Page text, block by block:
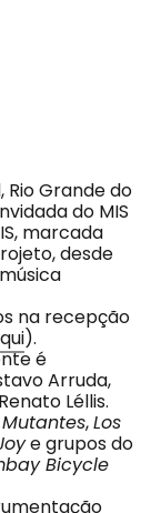
Grande do
do MIS
marcada
desde
na recepção
).
é
Arruda,
Léllis.
,Los
e grupos do
Bicycle